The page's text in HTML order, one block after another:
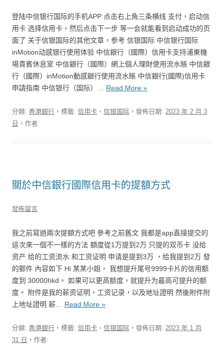
登陆中信银行国际的手机APP 点击右上角三条横线 支付，启动信
用卡 选择信用卡，然后点击下一步 等一会就能看到启动成功的页
面了 关于信银国际的其他文章，参考 信银国际 中信银行国际
inMotion动感银行使用体验 中信銀行（國際）信用卡支持浦東機
場貴賓休息室 中信銀行（國際）網上個人理財使用流水賬 中信銀
行（國際）inMotion動感銀行使用流水賬 中信銀行(國際)信用卡
申請指南 中信银行（国际）… Read More »
分類: 香港銀行 ，標籤: 信用卡 、 信银国际 ，發佈日期: 2023 年 2 月 3
日 ，作者:
關於中信銀行國際信用卡的提額方式
發佈留言
我之前寫過兩次提額方式吧 參考之前舊文 我都是app直接提交的
這次來一個不一樣的方法 額度從1万提到2万 只提的双币卡 没给
资产 给的工资流水 和工资证明 申请是提到3万 ，给我提到2万 發
的郵件 內容如下 Hi 某某小姐， 我想提升尾号9999卡片的信用额
度到 30000hkd。 如果可以更高额度，就提升为最高可提升的额
度。 附件是我的薪资证明，工资记录，以及地址證明 然後附件附
上地址證明 薪… Read More »
分類: 香港銀行 ，標籤: 信用卡 、 信银国际 ，發佈日期: 2023 年 1 月
31 日 ，作者: